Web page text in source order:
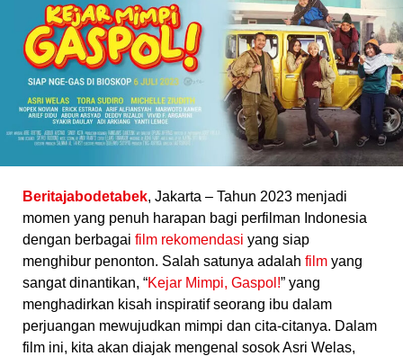
Beritajabodetabek, Jakarta – Tahun 2023 menjadi
momen yang penuh harapan bagi perfilman Indonesia
dengan berbagai film rekomendasi yang siap
menghibur penonton. Salah satunya adalah film yang
sangat dinantikan, “Kejar Mimpi, Gaspol!” yang
menghadirkan kisah inspiratif seorang ibu dalam
perjuangan mewujudkan mimpi dan cita-citanya. Dalam
film ini, kita akan diajak mengenal sosok Asri Welas,